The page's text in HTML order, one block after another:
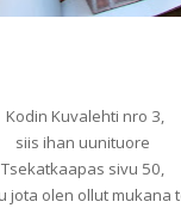
Kodin Kuvalehti nro 3,
siis ihan uunituore
Tsekatkaapas sivu 50,
jota olen ollut mukana